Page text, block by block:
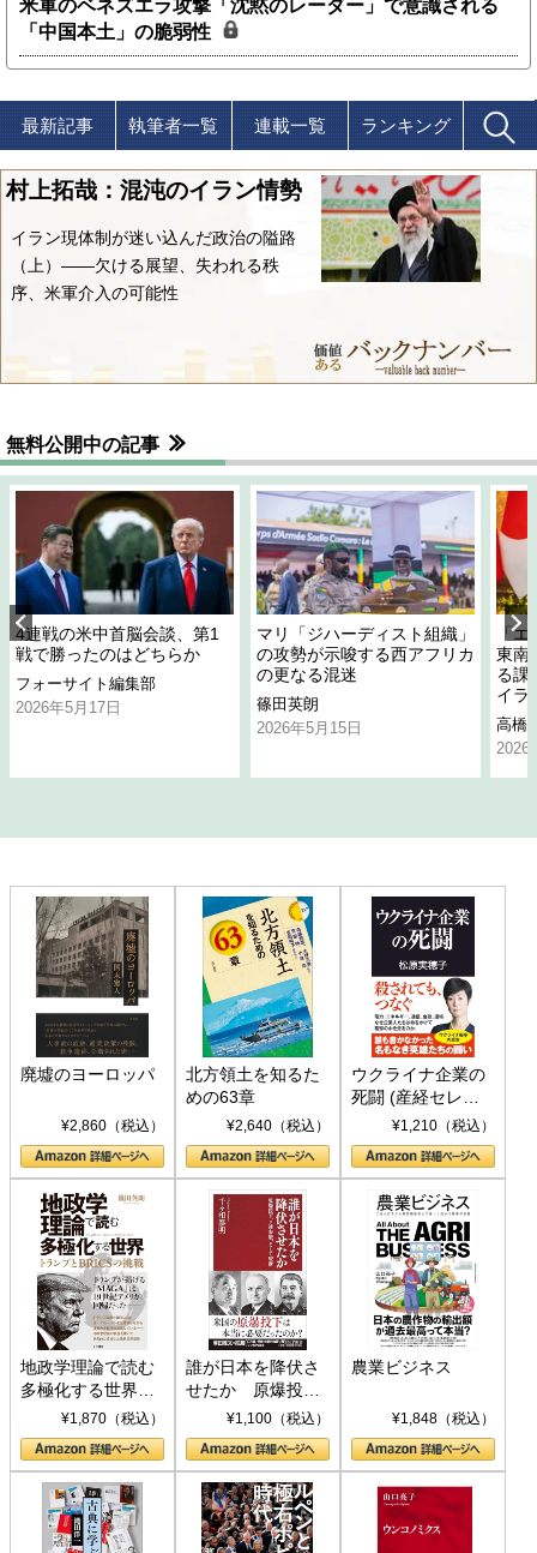
米軍のベネズエラ攻撃「沈黙のレーダー」で意識される
「中国本土」の脆弱性
最新記事 執筆者一覧 連載一覧 ランキング
村上拓哉：混沌のイラン情勢
イラン現体制が迷い込んだ政治の隘路
（上）――欠ける展望、失われる秩
序、米軍介入の可能性
無料公開中の記事
4連戦の米中首脳会談、第1
戦で勝ったのはどちらか
フォーサイト編集部
2026年5月17日
マリ「ジハーディスト組織」
の攻勢が示唆する西アフリカ
の更なる混迷
篠田英朗
2026年5月15日
「
東南
る課
イラ
高橋
2026
廃墟のヨーロッパ
¥2,860（税込）
北方領土を知るた
めの63章
¥2,640（税込）
ウクライナ企業の
死闘 (産経セレク
ト S 039)¥1,210（税込）
地政学理論で読む
多極化する世界：
トランプとBRICS
の挑戦
¥1,870（税込）
誰が日本を降伏さ
せたか 原爆投
下、ソ連参戦、そ
して聖断 (PHP新
書)
¥1,100（税込）
農業ビジネス
¥1,848（税込）